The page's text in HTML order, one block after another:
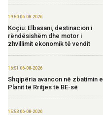
19:50 06-08-2026
Koçiu: Elbasani, destinacion i
rëndësishëm dhe motor i
zhvillimit ekonomik të vendit
16:51 06-08-2026
Shqipëria avancon në zbatimin e
Planit të Rritjes të BE-së
15:53 06-08-2026